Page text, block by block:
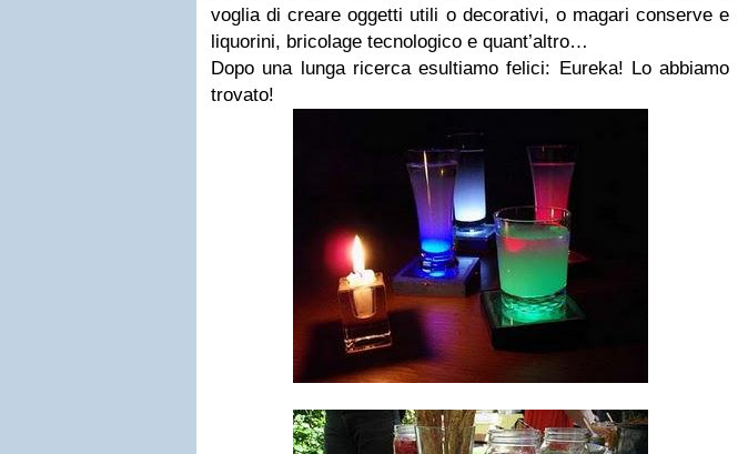
voglia di creare oggetti utili o decorativi, o magari conserve e
liquorini, bricolage tecnologico e quant’altro…
Dopo una lunga ricerca esultiamo felici: Eureka! Lo abbiamo
trovato!